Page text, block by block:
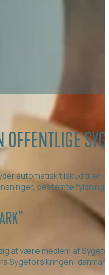
af din gruppe.
klar til at hjælpe dig.
automatisk tilskud til
bestemte
at være medlem af
Sygeforsikringen